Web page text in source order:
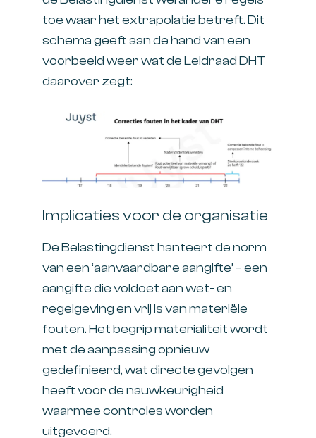
toe waar het extrapolatie betreft. Dit
schema geeft aan de hand van een
voorbeeld weer wat de Leidraad DHT
daarover zegt:
Implicaties voor de organisatie
De Belastingdienst hanteert de norm
van een ‘aanvaardbare aangifte’ – een
aangifte die voldoet aan wet- en
regelgeving en vrij is van materiële
fouten. Het begrip materialiteit wordt
met de aanpassing opnieuw
gedefinieerd, wat directe gevolgen
heeft voor de nauwkeurigheid
waarmee controles worden
uitgevoerd.